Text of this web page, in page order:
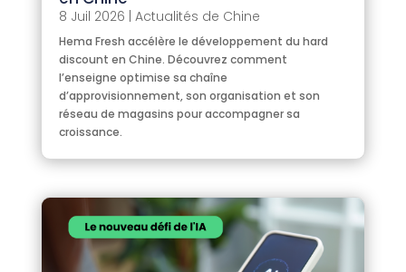
8 Juil 2026 | Actualités de Chine
Hema Fresh accélère le développement du hard
discount en Chine. Découvrez comment
l’enseigne optimise sa chaîne
d’approvisionnement, son organisation et son
réseau de magasins pour accompagner sa
croissance.